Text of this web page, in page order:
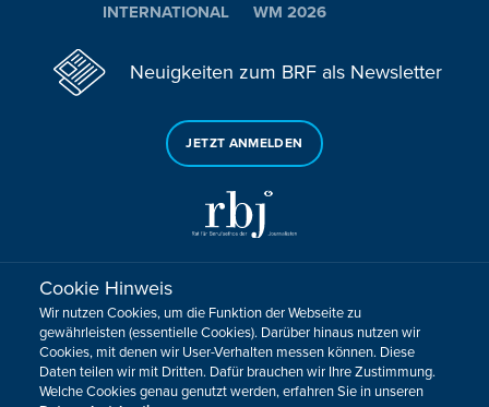
INTERNATIONAL
WM 2026
Neuigkeiten zum BRF als Newsletter
JETZT ANMELDEN
Sie haben noch Fragen oder Anmerkungen?
KONTAKTIEREN SIE UNS!
Impressum Datenschutz Kontakt
Barrierefreiheit
Cookie Hinweis
Wir nutzen Cookies, um die Funktion der Webseite zu
gewährleisten (essentielle Cookies). Darüber hinaus nutzen wir
Cookies, mit denen wir User-Verhalten messen können. Diese
Daten teilen wir mit Dritten. Dafür brauchen wir Ihre Zustimmung.
Welche Cookies genau genutzt werden, erfahren Sie in unseren